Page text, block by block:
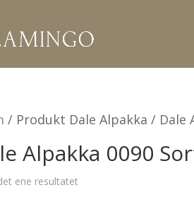
/ Produkt Dale Alpakka / Dale
Alpakka 0090
ene resultatet